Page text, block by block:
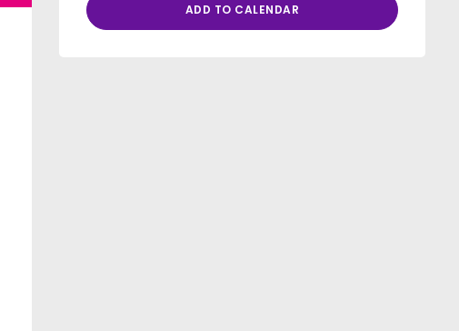
ADD TO CALENDAR